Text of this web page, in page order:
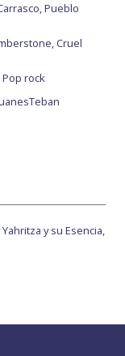
Pueblo
Cruel
rock
y su Esencia,